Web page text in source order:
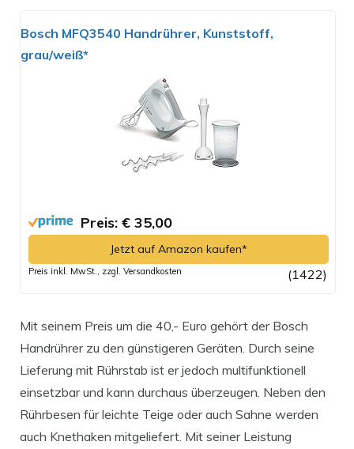
Bosch MFQ3540 Handrührer, Kunststoff,
grau/weiß*
Preis: € 35,00
Jetzt auf Amazon kaufen*
Preis inkl. MwSt., zzgl. Versandkosten (1422)
Mit seinem Preis um die 40,- Euro gehört der Bosch
Handrührer zu den günstigeren Geräten. Durch seine
Lieferung mit Rührstab ist er jedoch multifunktionell
einsetzbar und kann durchaus überzeugen. Neben den
Rührbesen für leichte Teige oder auch Sahne werden
auch Knethaken mitgeliefert. Mit seiner Leistung